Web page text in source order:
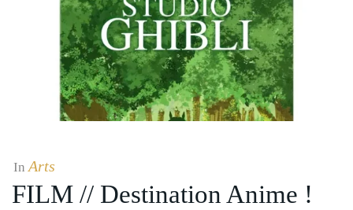
InArts
FILM // Destination Anime !